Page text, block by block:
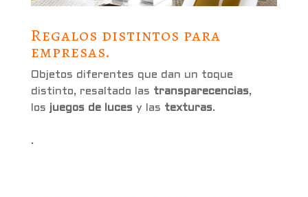
Regalos distintos para
empresas.
Objetos diferentes que dan un toque
distinto, resaltado las transparecencias,
los juegos de lucesy las texturas.
.